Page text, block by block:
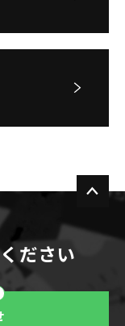
ださい